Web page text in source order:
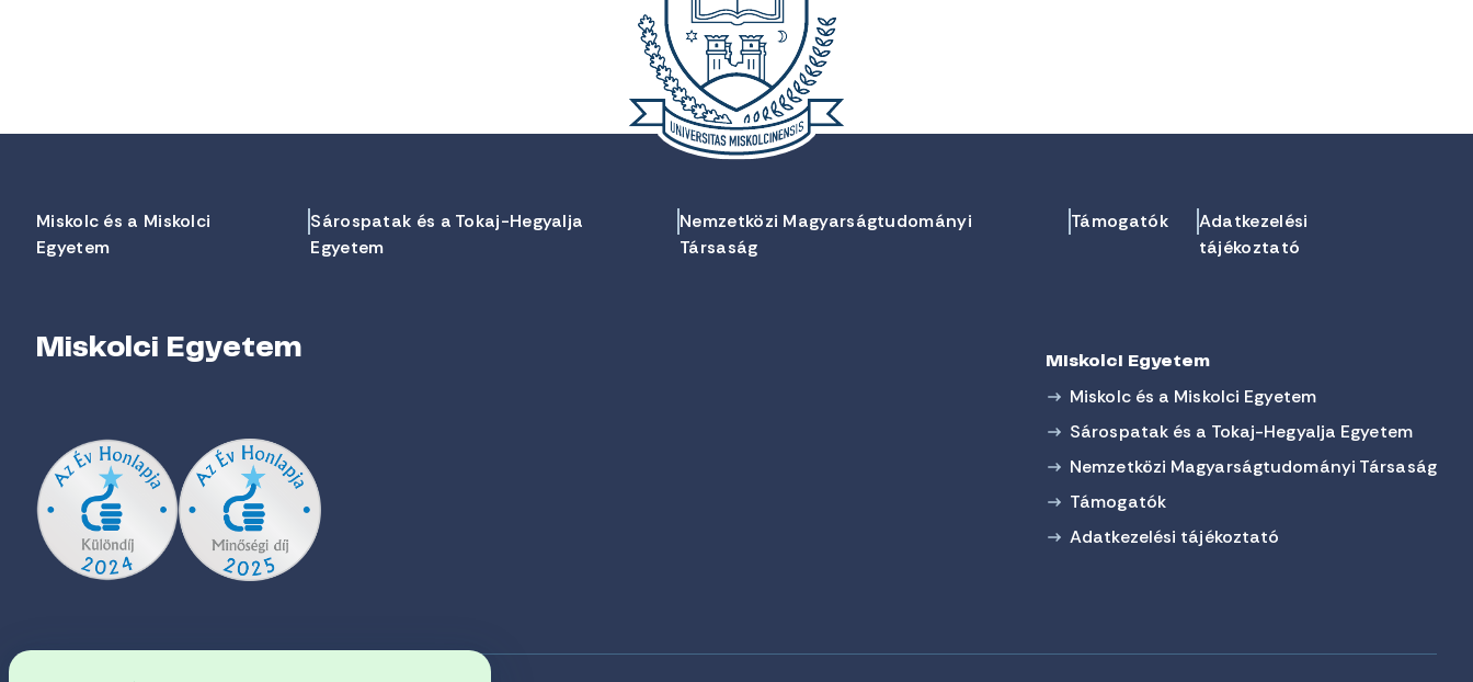
Miskolc és a Miskolci
Egyetem
Sárospatak és a Tokaj-Hegyalja
Egyetem
Nemzetközi Magyarságtudományi
Társaság
Támogatók
Adatkezelési
tájékoztató
Miskolci Egyetem Miskolci Egyetem
Miskolc és a Miskolci Egyetem
Sárospatak és a Tokaj-Hegyalja Egyetem
Nemzetközi Magyarságtudományi Társaság
Támogatók
Adatkezelési tájékoztató